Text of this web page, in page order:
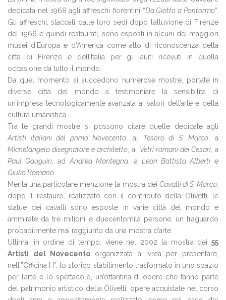
dedicata nel 1968 agli affreschi fiorentini “Da Giotto a Pontormo”.
Gli affreschi, staccati dalle loro sedi dopo l’alluvione di Firenze
del 1966 e quindi restaurati, sono esposti in alcuni dei maggiori
musei d’Europa e d’America come atto di riconoscenza della
città di Firenze e dell’Italia per gli aiuti ricevuti in quella
occasione da tutto il mondo.
Da quel momento si succedono numerose mostre, portate in
diverse città del mondo a testimoniare la sensibilità di
un’impresa tecnologicamente avanzata ai valori dell’arte e della
cultura umanistica.
Tra le grandi mostre si possono citare quelle dedicate agli
Artisti italiani del primo Novecento , al Tesoro di S. Marco , a
Michelangelo disegnatore e architetto , ai Vetri romani dei Cesari, a
Paul Gauguin , adAndrea Mantegna , a Leon Battista Albertie
Giulio Romano
Merita una particolare menzione la mostra dei Cavalli di S. Marco:
dopo il restauro, realizzato con il contributo della Olivetti, le
statue dei cavalli sono esposte in varie città del mondo e
ammirate da tre milioni e duecentomila persone, un traguardo
probabilmente mai raggiunto da una mostra d’arte.
Ultima, in ordine di tempo, viene nel 2002 la mostra dei 55
Artisti del Novecento
organizzata a Ivrea per presentare,
nell’”Officina H”, lo storico stabilimento trasformato in uno spazio
per l’arte e lo spettacolo, un’ottantina di opere che fanno parte
del patrimonio artistico della Olivetti: opere acquistate nel corso